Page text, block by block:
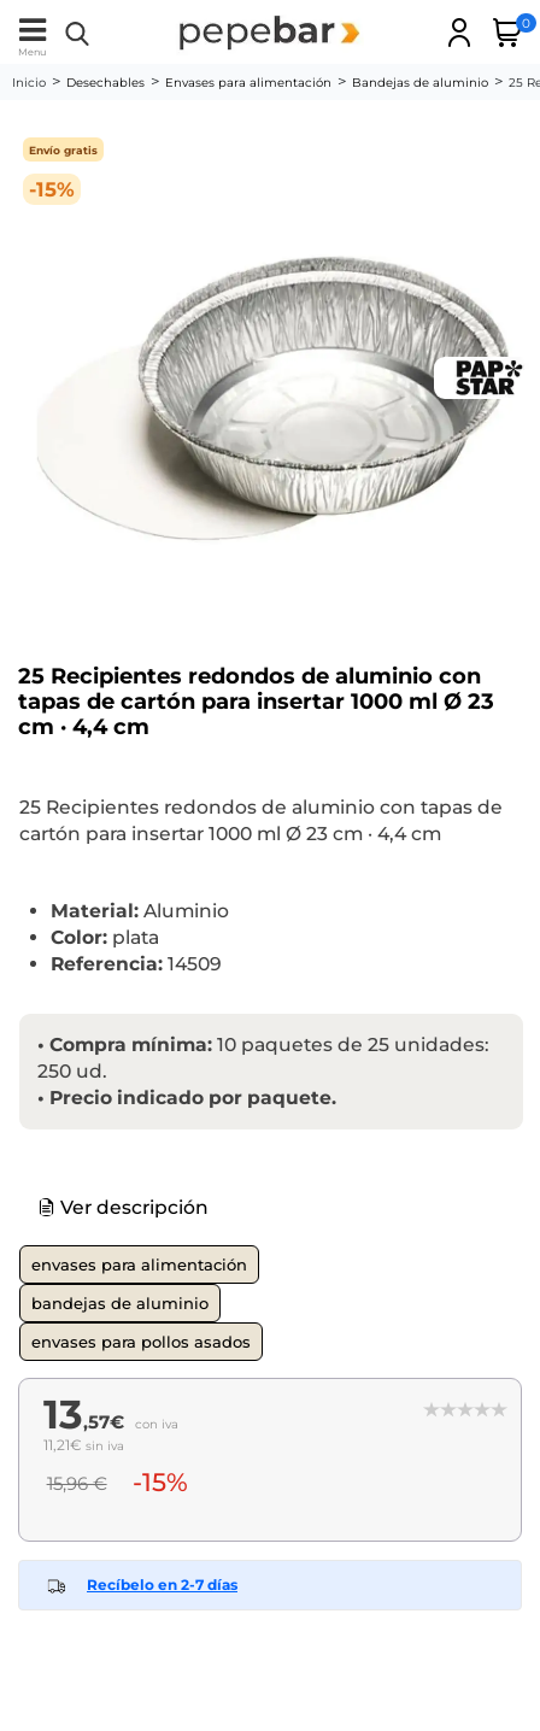
Menu
0
Inicio Desechables Envases para alimentación Bandejas de aluminio 25
-15%
Envío gratis
25 Recipientes redondos de aluminio con
tapas de cartón para insertar 1000 ml Ø 23
cm · 4,4 cm
25 Recipientes redondos de aluminio con tapas de
cartón para insertar 1000 ml Ø 23 cm · 4,4 cm
Material: Aluminio
Color: plata
Referencia: 14509
• Compra mínima: 10 paquetes de 25 unidades:
250 ud.
• Precio indicado por paquete.
Ver descripción
envases para alimentación
bandejas de aluminio
envases para pollos asados
13,57€ con iva
11,21€ sin iva
15,96 € -15%
Recíbelo en 2-7 días